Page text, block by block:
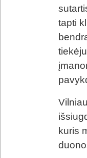
tapti
kuris